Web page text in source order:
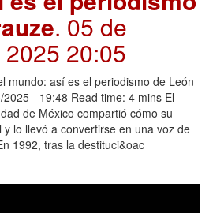
. 05 de
20:05
mundo: así es el periodismo de León
- 19:48 Read time: 4 mins El
de México compartió cómo su
lo llevó a convertirse en una voz de
1992, tras la destituci&oac